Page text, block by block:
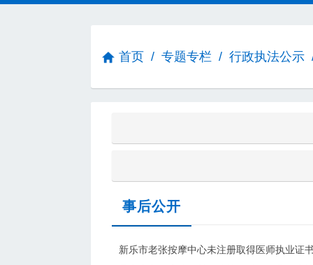
首页 / 专题专栏 / 行政执法公示
事后公开
新乐市老张按摩中心未注册取得医师执业证